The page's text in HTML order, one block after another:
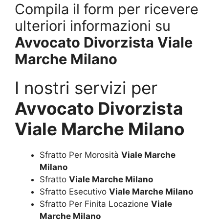
Compila il form per ricevere
ulteriori informazioni su
Avvocato Divorzista Viale
Marche Milano
I nostri servizi per
Avvocato Divorzista
Viale Marche Milano
Sfratto Per Morosità Viale Marche
Milano
Sfratto Viale Marche Milano
Sfratto Esecutivo Viale Marche Milano
Sfratto Per Finita Locazione Viale
Marche Milano